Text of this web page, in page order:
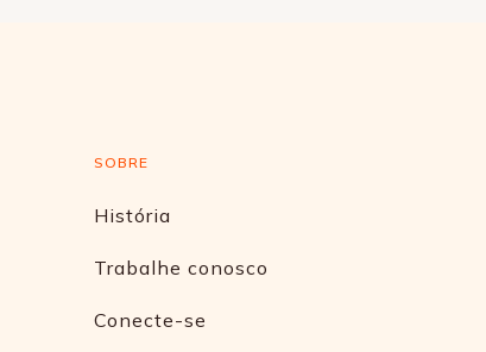
SOBRE
História
Trabalhe conosco
Conecte-se